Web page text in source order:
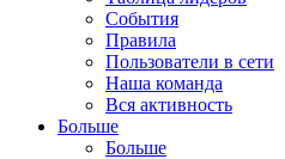
События
Правила
Пользователи в сети
Наша команда
Вся активность
Больше
Больше